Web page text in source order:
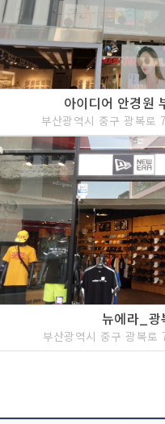
아이디어 안경원
부산광역시 중구 광복로
뉴에라_광
부산광역시 중구 광복로